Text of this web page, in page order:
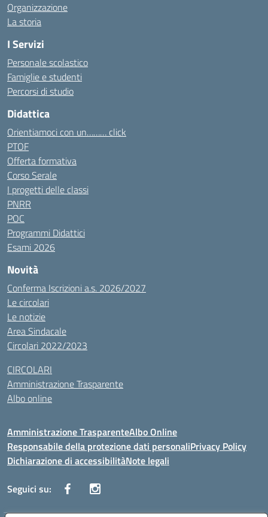
Organizzazione
La storia
I Servizi
Personale scolastico
Famiglie e studenti
Percorsi di studio
Didattica
Orientiamoci con un……… click
PTOF
Offerta formativa
Corso Serale
I progetti delle classi
PNRR
POC
Programmi Didattici
Esami 2026
Novità
Conferma Iscrizioni a.s. 2026/2027
Le circolari
Le notizie
Area Sindacale
Circolari 2022/2023
CIRCOLARI
Amministrazione Trasparente
Albo online
Amministrazione TrasparenteAlbo Online
Responsabile della protezione dati personaliPrivacy Policy
Dichiarazione di accessibilitàNote legali
Seguici su: